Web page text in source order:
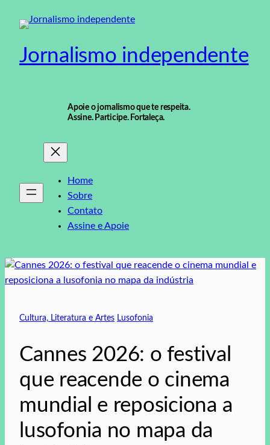
para
conteúdo
Jornalismo independente
Apoie o jornalismo que te respeita.
Assine. Participe. Fortaleça.
Home
Sobre
Contato
Assine e Apoie
Cultura, Literatura e Artes Lusofonia
Cannes 2026: o festival
que reacende o cinema
mundial e reposiciona a
lusofonia no mapa da